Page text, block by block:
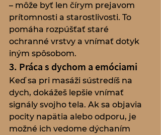
– môže byť len čírym prejavom
prítomnosti a starostlivosti. To
pomáha rozpúšťať staré
ochranné vrstvy a vnímať dotyk
iným spôsobom.
3. Práca s dychom a emóciami
Keď sa pri masáži sústredíš na
dych, dokážeš lepšie vnímať
signály svojho tela. Ak sa objavia
pocity napätia alebo odporu, je
možné ich vedome dýchaním